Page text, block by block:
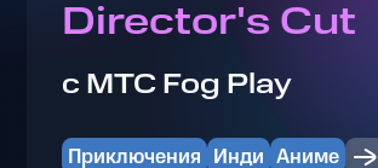
Director's Cut
с МТС Fog Play
Приключения Инди Аниме